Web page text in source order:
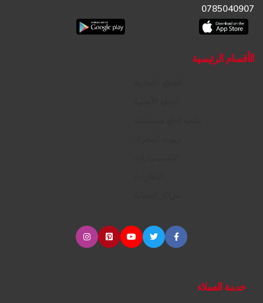
0785040907
الأقسام الرئيسية
خدمة العملاء